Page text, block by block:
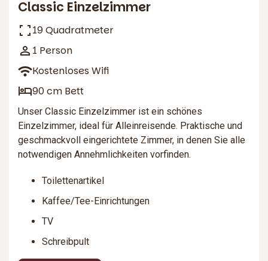
Classic Einzelzimmer
19 Quadratmeter
1 Person
Kostenloses Wifi
90 cm Bett
Unser Classic Einzelzimmer ist ein schönes
Einzelzimmer, ideal für Alleinreisende. Praktische und
geschmackvoll eingerichtete Zimmer, in denen Sie alle
notwendigen Annehmlichkeiten vorfinden.
Toilettenartikel
Kaffee/Tee-Einrichtungen
TV
Schreibpult